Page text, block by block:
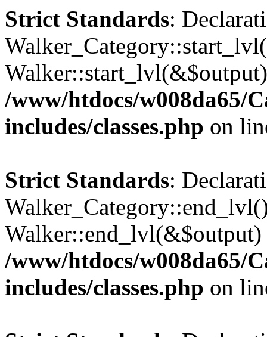
Strict Standards:
/www/htdocs/w008da65/
includes/classes.php on
Strict Standards:
/www/htdocs/w008da65/
includes/classes.php on